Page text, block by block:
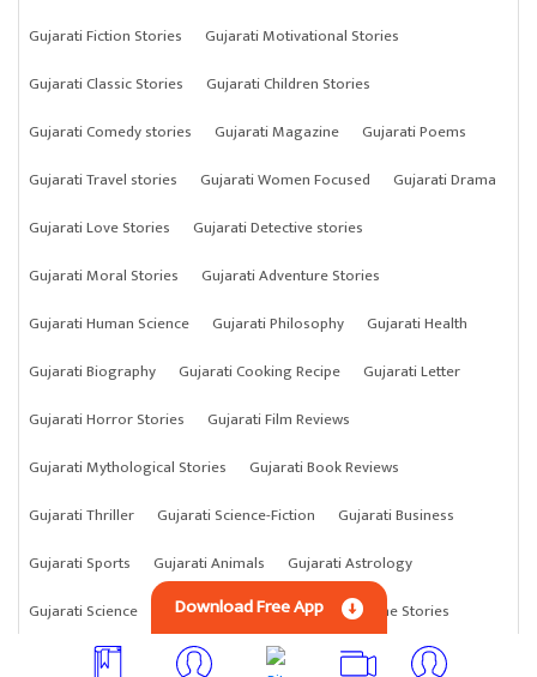
Gujarati Fiction Stories
Gujarati Motivational Stories
Gujarati Classic Stories
Gujarati Children Stories
Gujarati Comedy stories
Gujarati Magazine
Gujarati Poems
Gujarati Travel stories
Gujarati Women Focused
Gujarati Drama
Gujarati Love Stories
Gujarati Detective stories
Gujarati Moral Stories
Gujarati Adventure Stories
Gujarati Human Science
Gujarati Philosophy
Gujarati Health
Gujarati Biography
Gujarati Cooking Recipe
Gujarati Letter
Gujarati Horror Stories
Gujarati Film Reviews
Gujarati Mythological Stories
Gujarati Book Reviews
Gujarati Thriller
Gujarati Science-Fiction
Gujarati Business
Gujarati Sports
Gujarati Animals
Gujarati Astrology
Gujarati Science
Gujarati Anything Gujarati Crime Stories
Download Free App